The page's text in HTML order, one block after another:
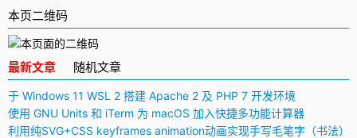
本页二维码
最新文章 随机文章
于 Windows 11 WSL 2 搭建 Apache 2 及 PHP 7 开发环境
使用 GNU Units 和 iTerm 为 macOS 加入快捷多功能计算器
利用纯SVG+CSS keyframes animation动画实现手写毛笔字（书法）